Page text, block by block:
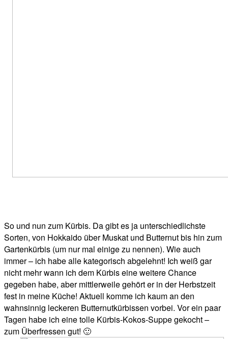
So und nun zum Kürbis. Da gibt es ja unterschiedlichste
Sorten, von Hokkaido über Muskat und Butternut bis hin zum
Gartenkürbis (um nur mal einige zu nennen). Wie auch
immer – ich habe alle kategorisch abgelehnt! Ich weiß gar
nicht mehr wann ich dem Kürbis eine weitere Chance
gegeben habe, aber mittlerweile gehört er in der Herbstzeit
fest in meine Küche! Aktuell komme ich kaum an den
wahnsinnig leckeren Butternutkürbissen vorbei. Vor ein paar
Tagen habe ich eine tolle Kürbis-Kokos-Suppe gekocht –
zum Überfressen gut! 🙂